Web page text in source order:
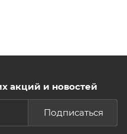
акций и новостей
Подписаться